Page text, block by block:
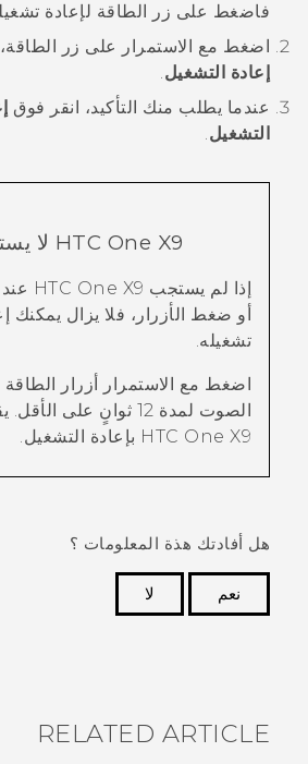
فاضغط على زر
الطاقة لإعادة
اضغط مع الاستمرار على زر
الطاقة
إعادة التشغيل.
عندما يطلب منك التأكيد، انقر فوق
التشغيل.
HTC One X9 لا
إذا لم يستجب HTC One X9
أو ضغط الأزرار، فلا يزال يمكنك
تشغيله.
اضغط مع الاستمرار أزرار الطاقة
الصوت لمدة 12 ثوانٍ على الأقل.
HTC One X9 بإعادة التشغيل.
هل أفادتك هذة المعلومات ؟
نعم
لا
RELATED ARTICLE